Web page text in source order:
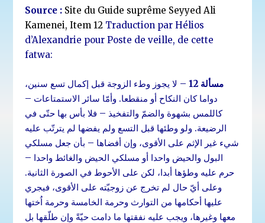
Source : Site du Guide suprême Seyyed Ali
Kamenei, Item 12 Traduction par Hélios
d’Alexandrie pour Poste de veille, de cette
fatwa:
مسألة 12
– لا يجوز وطء الزوجة قبل إكمال تسع سنين،
دواما كان النكاح أو منقطعا. وأمّا سائر الاستمتاعات –
كاللمس بشهوة والضمّ والتفخيذ – فلا بأس بها حتّى في
الرضيعة. ولو وطئها قبل التسع ولم يفضها لم يترتّب عليه
شي‏ء غير الإثم على الأقوى، وإن أفضاها – بأن جعل مسلكي
البول والحيض واحدا أو مسلكي الحيض والغائط واحدا –
حرم عليه وطؤها أبدا، لكن على الأحوط في الصورة الثانية.
وعلى أيّ حال لم تخرج عن زوجيّته على الأقوى، فيجري
عليها أحكامها من التوارث وحرمة الخامسة وحرمة اُختها
معها وغيرها، ويجب عليه نفقتها ما دامت حيّةً وإن طلّقها بل